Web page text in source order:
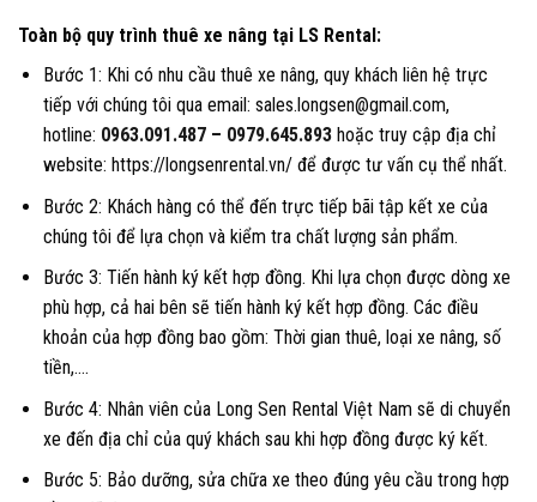
Toàn bộ quy trình thuê xe nâng tại LS Rental:
Bước 1: Khi có nhu cầu thuê xe nâng, quy khách liên hệ trực
tiếp với chúng tôi qua email: sales.longsen@gmail.com,
hotline: 0963.091.487– 0979.645.893 hoặc truy cập địa chỉ
website: https://longsenrental.vn/ để được tư vấn cụ thể nhất.
Bước 2: Khách hàng có thể đến trực tiếp bãi tập kết xe của
chúng tôi để lựa chọn và kiểm tra chất lượng sản phẩm.
Bước 3: Tiến hành ký kết hợp đồng. Khi lựa chọn được dòng xe
phù hợp, cả hai bên sẽ tiến hành ký kết hợp đồng. Các điều
khoản của hợp đồng bao gồm: Thời gian thuê, loại xe nâng, số
tiền,….
Bước 4: Nhân viên của Long Sen Rental Việt Nam sẽ di chuyển
xe đến địa chỉ của quý khách sau khi hợp đồng được ký kết.
Bước 5: Bảo dưỡng, sửa chữa xe theo đúng yêu cầu trong hợp